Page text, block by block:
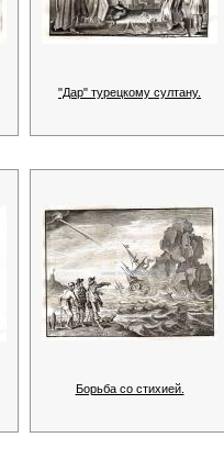
"Дар" турецкому султану.
Борьба со стихией.